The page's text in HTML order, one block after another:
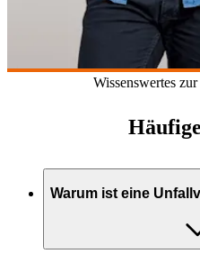
Wissenswertes
Warum ist eine